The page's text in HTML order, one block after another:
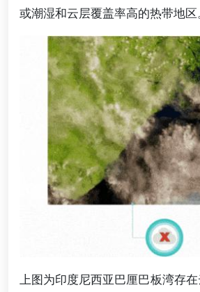
或潮湿和云层覆盖率高的热带地区
上图为印度尼西亚巴厘巴板湾存